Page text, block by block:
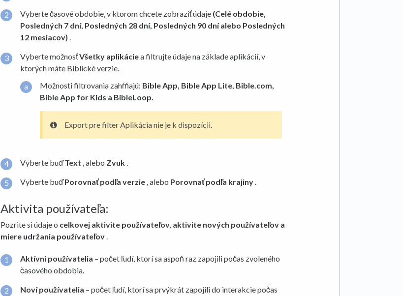
Vyberte časové obdobie, v ktorom chcete zobraziť údaje (Celé obdobie,
Posledných 7 dní, Posledných 28 dní, Posledných 90 dní alebo Posledných
12 mesiacov)
Vyberte možnosťVšetky aplikáciea filtrujte údaje na základe aplikácií, v
ktorých máte Biblické verzie.
Možnosti filtrovania zahŕňajú: Bible App, Bible App Lite, Bible.com,
Bible App for Kids a BibleLoop.
Export pre filter Aplikácia nie je k dispozícii.
Vyberte buďText , alebo Zvuk
Vyberte buďPorovnať podľa verzie , alebo Porovnať podľa krajiny.
Aktivita používateľa:
Pozrite si údaje o celkovej aktivite používateľov, aktivite nových používateľov a
miere udržania používateľov.
Aktívni používatelia – počet ľudí, ktorí sa aspoň raz zapojili počas zvoleného
časového obdobia.
Noví používatelia – počet ľudí, ktorí sa prvýkrát zapojili do interakcie počas